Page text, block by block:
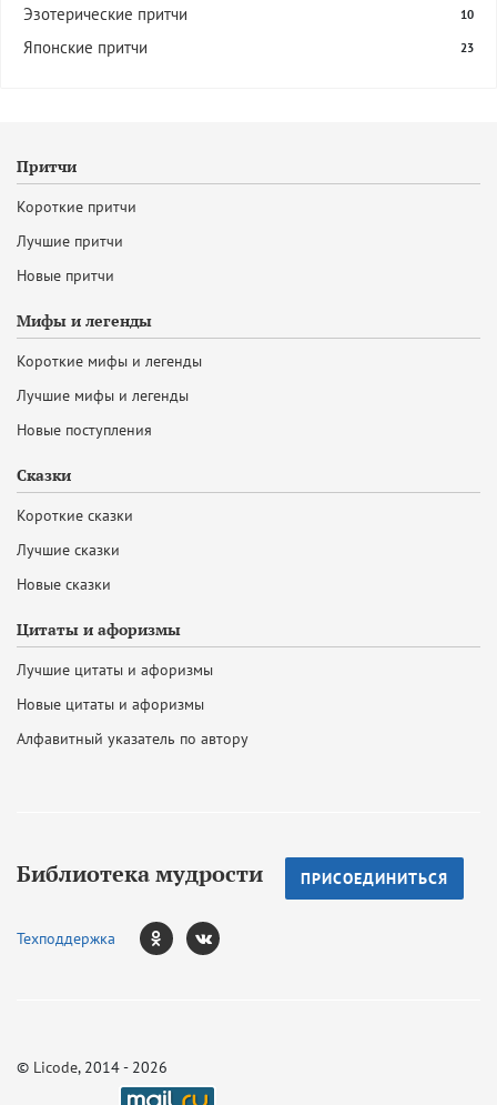
Эзотерические притчи 10
Японские притчи 23
Притчи
Короткие притчи
Лучшие притчи
Новые притчи
Мифы и легенды
Короткие мифы и легенды
Лучшие мифы и легенды
Новые поступления
Сказки
Короткие сказки
Лучшие сказки
Новые сказки
Цитаты и афоризмы
Лучшие цитаты и афоризмы
Новые цитаты и афоризмы
Алфавитный указатель по автору
Библиотека мудрости ПРИСОЕДИНИТЬСЯ
Техподдержка
© Licode, 2014 - 2026